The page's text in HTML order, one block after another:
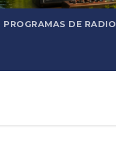
PROGRAMAS DE RADIO